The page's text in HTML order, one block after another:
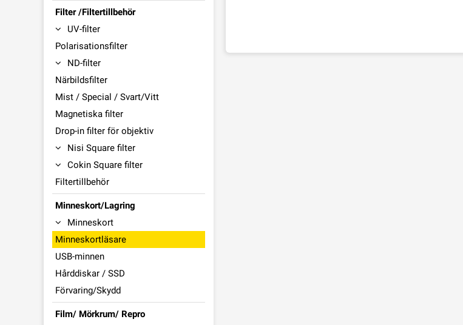
Filter /Filtertillbehör
UV-filter
Polarisationsfilter
ND-filter
Närbildsfilter
Mist / Special / Svart/Vitt
Magnetiska filter
Drop-in filter för objektiv
Nisi Square filter
Cokin Square filter
Filtertillbehör
Minneskort/Lagring
Minneskort
Minneskortläsare
USB-minnen
Hårddiskar / SSD
Förvaring/Skydd
Film/ Mörkrum/ Repro